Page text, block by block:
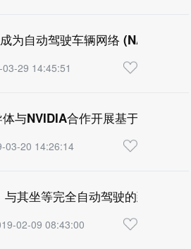
为自动驾驶车辆网络 (NAV) 联盟
29 14:45:51
与NVIDIA合作开展基于云的自
03-20 14:26:14
其坐等完全自动驾驶的到来，不
02-09 08:43:00